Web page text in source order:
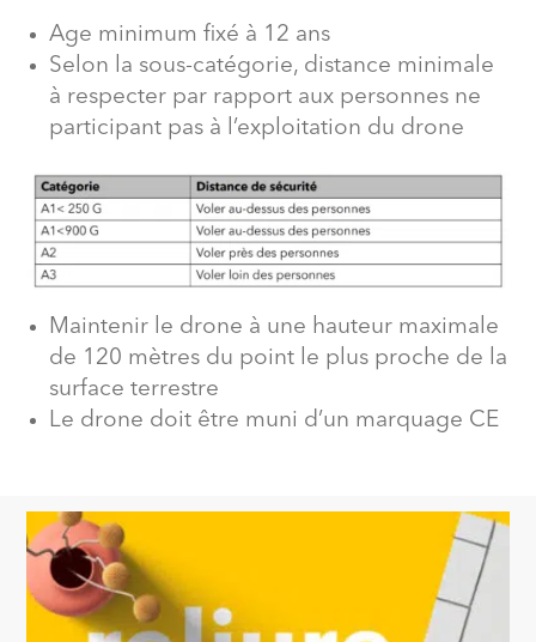
Age minimum fixé à 12 ans
Selon la sous-catégorie, distance minimale
à respecter par rapport aux personnes ne
participant pas à l’exploitation du drone
Maintenir le drone à une hauteur maximale
de 120 mètres du point le plus proche de la
surface terrestre
Le drone doit être muni d’un marquage CE